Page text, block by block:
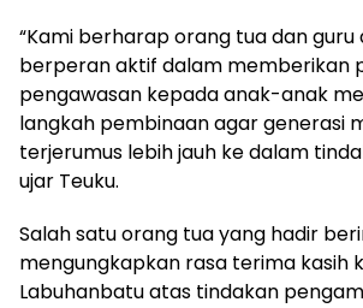
“Kami berharap orang tua dan
berperan aktif dalam memberikan
pengawasan kepada anak-anak
langkah pembinaan agar generasi
terjerumus lebih jauh ke dalam
ujar Teuku.
Salah satu orang tua yang hadir
mengungkapkan rasa terima kasih
Labuhanbatu atas tindakan